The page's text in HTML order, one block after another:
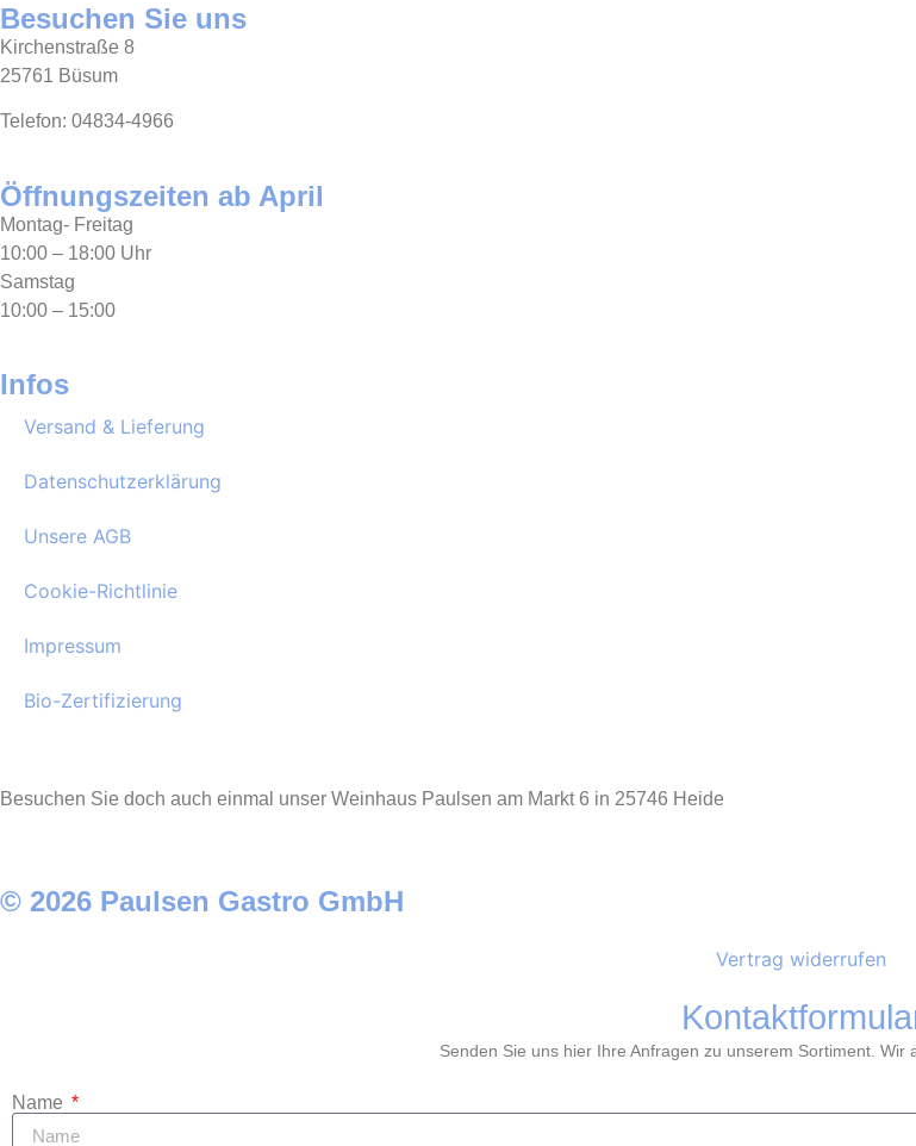
Besuchen Sie uns
Kirchenstraße 8
25761 Büsum
Telefon: 04834-4966
Öffnungszeiten ab April
Montag- Freitag
10:00 – 18:00 Uhr
Samstag
10:00 – 15:00
Infos
Versand & Lieferung
Datenschutzerklärung
Unsere AGB
Cookie-Richtlinie
Impressum
Bio-Zertifizierung
Besuchen Sie doch auch einmal unser Weinhaus Paulsen am Markt 6 in 25746 Heide
© 2026 Paulsen Gastro GmbH
Vertrag widerrufen
Senden Sie uns hier Ihre Anfragen zu unserem Sortiment. Wir
Name